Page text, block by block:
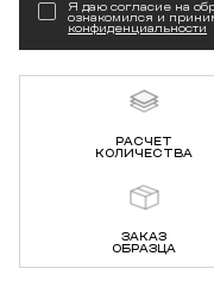
Я даю согласие на
ознакомился и
конфиденциальности
РАСЧЕТ
КОЛИЧЕСТВА
ЗАКАЗ
ОБРАЗЦА